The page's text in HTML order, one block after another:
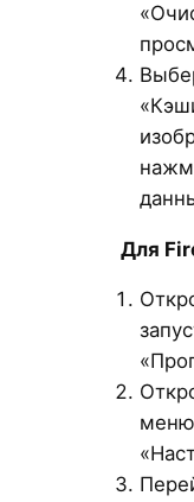
Для